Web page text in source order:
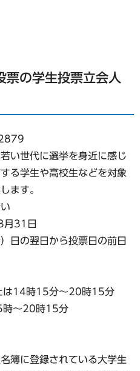
の学生投票立会人
い世代に選挙を身近に感じ
る学生や高校生などを対象
ます。
月31日
日の翌日から投票日の前日
14時15分〜20時15分
～20時15分
簿に登録されている大学生